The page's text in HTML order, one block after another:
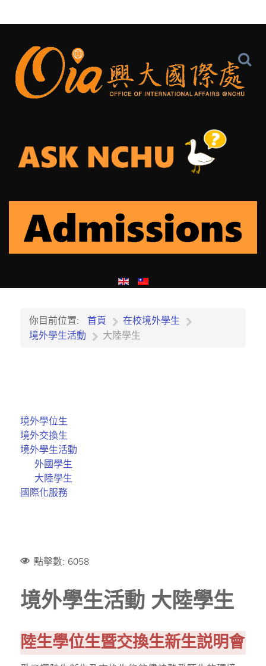
你目前位置: 首頁
在校境外學生
境外學生活動
大陸學生
境外學位生
境外交換生
境外學生活動
外國學生
大陸學生
國際化服務
點擊數: 6058
境外學生活動 大陸學生
陸生學位生暨交換生新生説明會